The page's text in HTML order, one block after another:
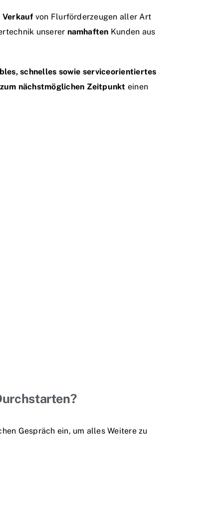
Verkauf von Flurförderzeugen aller Art
unserer namhaften Kunden aus
schnelles sowie serviceorientiertes
zum nächstmöglichen Zeitpunkt einen
Gespräch ein, um alles Weitere zu